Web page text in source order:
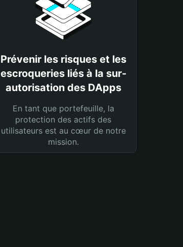
Prévenir les risques et les
escroqueries liés à la sur-
autorisation des DApps
En tant que portefeuille, la
protection des actifs des
utilisateurs est au cœur de notre
mission.